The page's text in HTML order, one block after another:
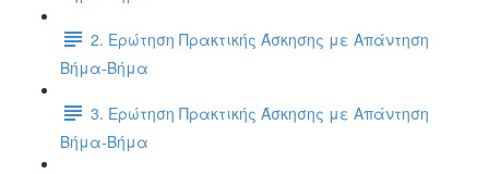
2. Ερώτηση Πρακτικής Άσκησης με Απάντηση
Βήμα-Βήμα
3. Ερώτηση Πρακτικής Άσκησης με Απάντηση
Βήμα-Βήμα